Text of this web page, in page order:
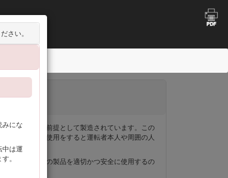
さい。
みにな
中は運
。
ニット
作することを前提として製造されています。この
から外れた使用をすると運転者本人や周囲の人
ください。この製品を適切かつ安全に使用するの